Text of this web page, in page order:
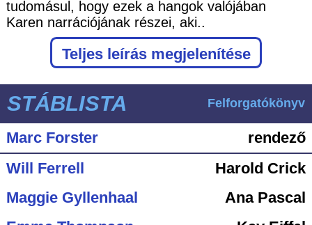
tudomásul, hogy ezek a hangok valójában
Karen narrációjának részei, aki..
Teljes leírás megjelenítése
STÁBLISTA Felforgatókönyv
Marc Forster
rendező
Will Ferrell
Harold Crick
Maggie Gyllenhaal
Ana Pascal